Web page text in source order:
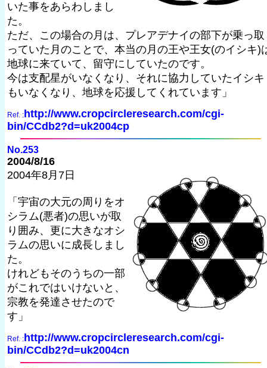
いた事をあらわしまし
た。
ただ、この場合の月は、プレアデナイの部下が乗っ取
っていた月のことで、本当の月の王や王女(のイシキ)
地球に来ていて、留守にしていたのです。
今は支配星がいなくなり、それに協力していたイシキ
もいなくなり、地球を応援してくれています」
Ref. : http://www.cropcircleresearch.com/cgi-
bin/CCdb2?d=uk2004cp
No.253
2004/8/16
2004年8月7日
「宇宙の大元の周りをオ
シラム(悪者)の思いが取
り囲み、更に大きなオシ
ラムの思いに成長しまし
た。
けれどもそのうちの一部
がこれではいけないと、
宗教を発達させたので
す」
Ref. : http://www.cropcircleresearch.com/cgi-
bin/CCdb2?d=uk2004cn